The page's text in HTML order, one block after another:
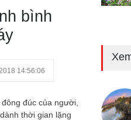
bình
14:56:06
đúc của người,
thời gian lặng